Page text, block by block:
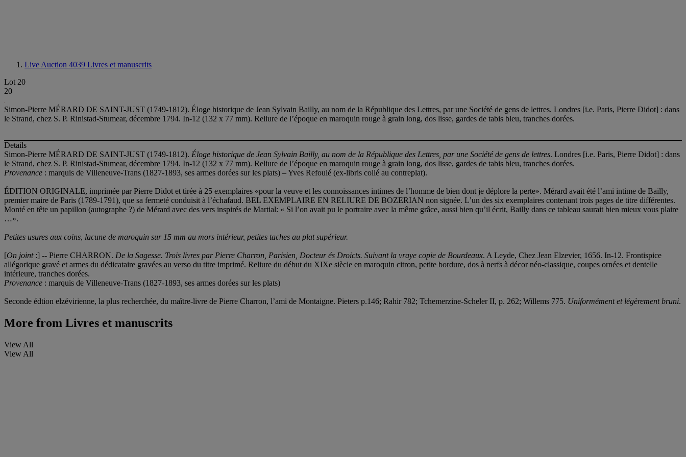
Live Auction 4039 Livres et manuscrits
Lot 20
20
Simon-Pierre MÉRARD DE SAINT-JUST (1749-1812). Éloge historique de Jean Sylvain Bailly, au nom de la République des Lettres, par une Société de gens de lettres. Londres [i.e. Paris, Pierre Didot] : dans
le Strand, chez S. P. Rinistad-Stumear, décembre 1794. In-12 (132 x 77 mm). Reliure de l’époque en maroquin rouge à grain long, dos lisse, gardes de tabis bleu, tranches dorées.
Details
Simon-Pierre MÉRARD DE SAINT-JUST (1749-1812). Éloge historique de Jean Sylvain Bailly, au nom de la République des Lettres, par une Société de gens de lettres. Londres [i.e. Paris, Pierre Didot] : dans
le Strand, chez S. P. Rinistad-Stumear, décembre 1794. In-12 (132 x 77 mm). Reliure de l’époque en maroquin rouge à grain long, dos lisse, gardes de tabis bleu, tranches dorées.
Provenance : marquis de Villeneuve-Trans (1827-1893, ses armes dorées sur les plats) – Yves Refoulé (ex-libris collé au contreplat).
ÉDITION ORIGINALE, imprimée par Pierre Didot et tirée à 25 exemplaires «pour la veuve et les connoissances intimes de l’homme de bien dont je déplore la perte». Mérard avait été l’ami intime de Bailly,
premier maire de Paris (1789-1791), que sa fermeté conduisit à l’échafaud. BEL EXEMPLAIRE EN RELIURE DE BOZERIAN non signée. L’un des six exemplaires contenant trois pages de titre différentes.
Monté en tête un papillon (autographe ?) de Mérard avec des vers inspirés de Martial: « Si l’on avait pu le portraire avec la même grâce, aussi bien qu’il écrit, Bailly dans ce tableau saurait bien mieux vous plaire
…».
Petites usures aux coins, lacune de maroquin sur 15 mm au mors intérieur, petites taches au plat supérieur.
[On joint:] -- Pierre CHARRON. De la Sagesse. Trois livres par Pierre Charron, Parisien, Docteur és Droicts. Suivant la vraye copie de Bourdeaux. A Leyde, Chez Jean Elzevier, 1656. In-12. Frontispice
allégorique gravé et armes du dédicataire gravées au verso du titre imprimé. Reliure du début du XIXe siècle en maroquin citron, petite bordure, dos à nerfs à décor néo-classique, coupes ornées et dentelle
intérieure, tranches dorées.
Provenance : marquis de Villeneuve-Trans (1827-1893, ses armes dorées sur les plats)
Seconde édtion elzévirienne, la plus recherchée, du maître-livre de Pierre Charron, l’ami de Montaigne. Pieters p.146; Rahir 782; Tchemerzine-Scheler II, p. 262; Willems 775. Uniformément et légèrement bruni.
More from Livres et manuscrits
View All
View All